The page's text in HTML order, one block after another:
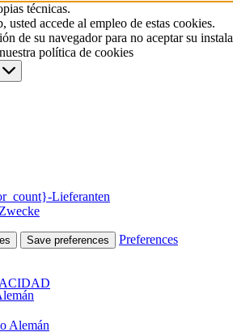
técnicas.
usted accede al empleo de estas cookies.
de su navegador para no aceptar su
política de cookies
Lieferanten
Save preferences Preferences